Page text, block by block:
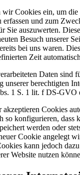
wir Cookies ein, um
erfassen und zum
Sie auszuwerten.
Besuch unserer
bei uns waren.
Zeit
Daten sind
unserer berechtigten
1 S. 1 lit. f DS-GVO
Cookies
so konfigurieren, dass
werden oder
Cookie angelegt
kann jedoch
Website nutzen